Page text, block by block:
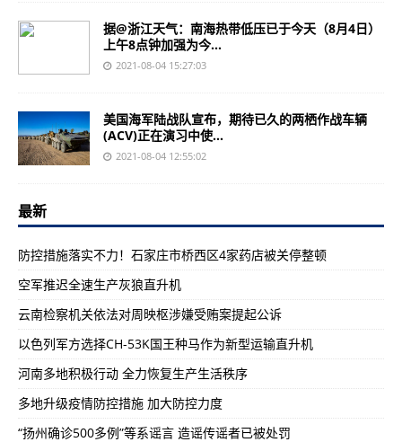
据@浙江天气：南海热带低压已于今天（8月4日）
上午8点钟加强为今...
2021-08-04 15:27:03
美国海军陆战队宣布，期待已久的两栖作战车辆
(ACV)正在演习中使...
2021-08-04 12:55:02
最新
防控措施落实不力！石家庄市桥西区4家药店被关停整顿
空军推迟全速生产灰狼直升机
云南检察机关依法对周映枢涉嫌受贿案提起公诉
以色列军方选择CH-53K国王种马作为新型运输直升机
河南多地积极行动 全力恢复生产生活秩序
多地升级疫情防控措施 加大防控力度
“扬州确诊500多例”等系谣言 造谣传谣者已被处罚